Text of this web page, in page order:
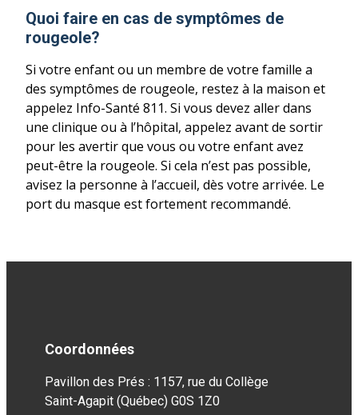
Quoi faire en cas de symptômes de
rougeole?
Si votre enfant ou un membre de votre famille a
des symptômes de rougeole, restez à la maison et
appelez Info-Santé 811. Si vous devez aller dans
une clinique ou à l’hôpital, appelez avant de sortir
pour les avertir que vous ou votre enfant avez
peut-être la rougeole. Si cela n’est pas possible,
avisez la personne à l’accueil, dès votre arrivée. Le
port du masque est fortement recommandé.
Coordonnées
Pavillon des Prés : 1157, rue du Collège
Saint-Agapit (Québec) G0S 1Z0